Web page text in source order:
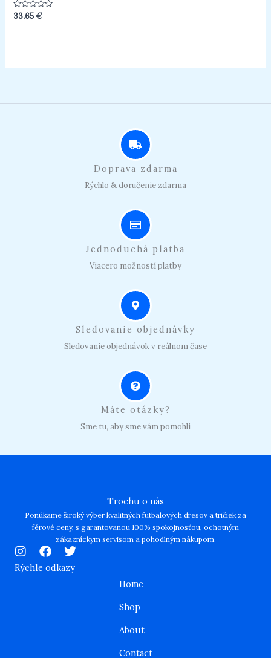
Hodnotenie
33.65€
Doprava zdarma
Rýchlo & doručenie zdarma
Jednoduchá platba
Viacero možností platby
Sledovanie objednávky
Sledovanie objednávok v reálnom čase
Máte otázky?
Sme tu, aby sme vám pomohli
Trochu o nás
Ponúkame široký výber kvalitných futbalových dresov a tričiek za
férové ceny, s garantovanou 100% spokojnosťou, ochotným
zákazníckym servisom a pohodlným nákupom.
I
n
s
F
a
c
T
w
i
Rýchle odkazy
Home
Shop
About
Contact